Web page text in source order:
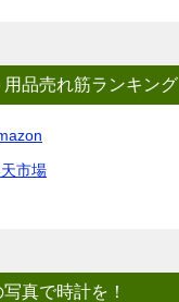
用品売れ筋ランキング
市場
真で時計を！